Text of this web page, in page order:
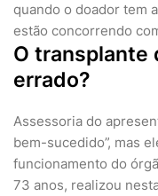
quando o doador tem
estão concorrendo
O transplante
errado?
Assessoria do
bem-sucedido”, mas
funcionamento do
73 anos, realizou